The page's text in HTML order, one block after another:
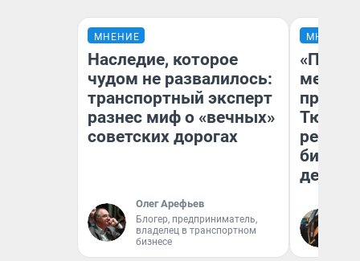
МНЕНИЕ
Наследие, которое
чудом не развалилось:
транспортный эксперт
разнес миф о «вечных»
советских дорогах
Олег Арефьев
Блогер, предприниматель,
владелец в транспортном
бизнесе
МНЕНИЕ